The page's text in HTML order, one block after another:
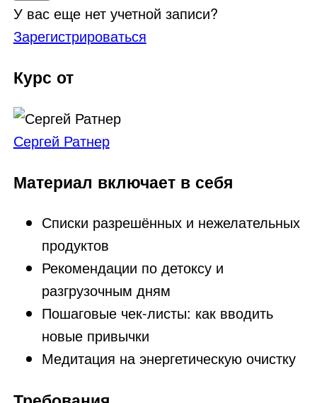
У вас еще нет учетной записи?
Зарегистрироваться
Курс от
Сергей Ратнер
Материал включает в себя
Списки разрешённых и нежелательных
продуктов
Рекомендации по детоксу и
разгрузочным дням
Пошаговые чек-листы: как вводить
новые привычки
Медитация на энергетическую очистку